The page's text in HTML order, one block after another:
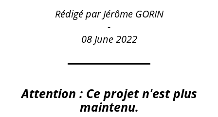
Rédigé par Jérôme GORIN
-
08 June 2022
Attention : Ce projet n'est plus
maintenu.